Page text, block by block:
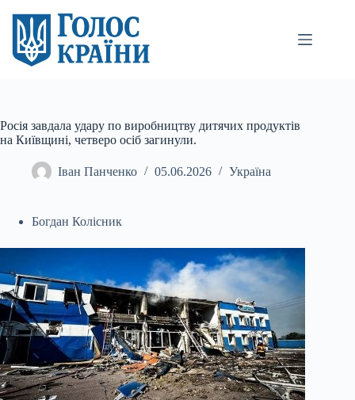
вмісту
Росія завдала удару по виробництву дитячих продуктів
на Київщині, четверо осіб загинули.
Іван Панченко 05.06.2026 Україна
Богдан Колісник